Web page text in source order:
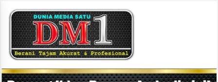
content
DM1